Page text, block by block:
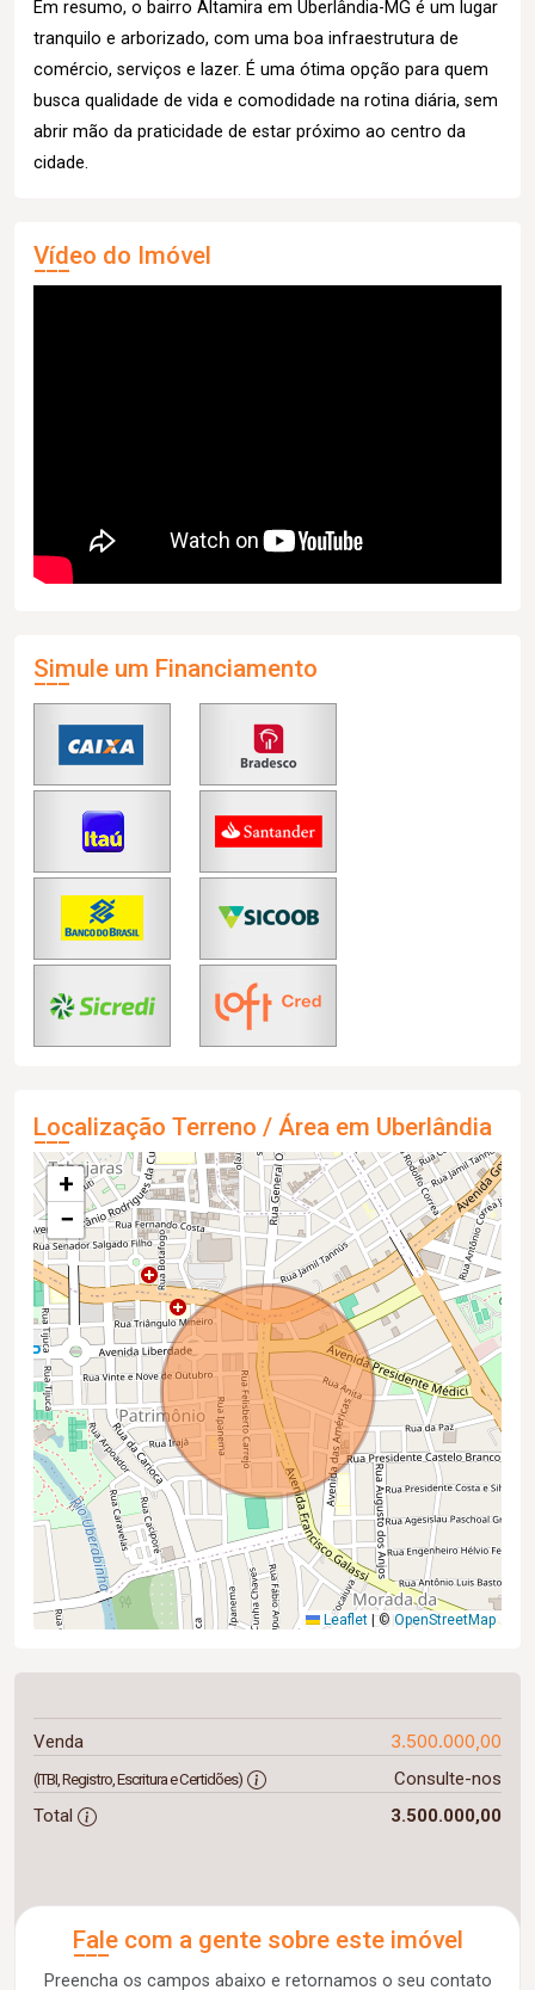
Em resumo, o bairro Altamira em Uberlândia-MG é um lugar
tranquilo e arborizado, com uma boa infraestrutura de
comércio, serviços e lazer. É uma ótima opção para quem
busca qualidade de vida e comodidade na rotina diária, sem
abrir mão da praticidade de estar próximo ao centro da
cidade.
Vídeo do Imóvel
Simule um Financiamento
Localização Terreno / Área em Uberlândia
+
−
Leaflet |© OpenStreetMap
Venda 3.500.000,00
(ITBI, Registro, Escritura e Certidões)
Consulte-nos
Total
3.500.000,00
Fale com a gente sobre este imóvel
Preencha os campos abaixo e retornamos o seu contato